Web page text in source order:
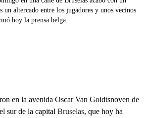
altercado entre los jugadores y unos vecinos
hoy la prensa belga.
en la avenida Oscar Van Goidtsnoven de
sur de la capital Bruselas, que hoy ha